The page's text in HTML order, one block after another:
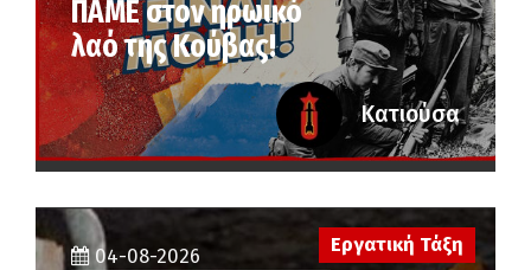
ΠΑΜΕ στον ηρωικό
λαό της Κούβας!
Κατιούσα
04-08-2026
Εργατική Τάξη